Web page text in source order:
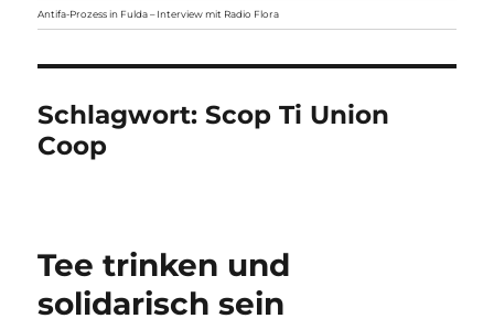
Antifa-Prozess in Fulda – Interview mit Radio Flora
Schlagwort:Scop Ti Union
Coop
Tee trinken und
solidarisch sein